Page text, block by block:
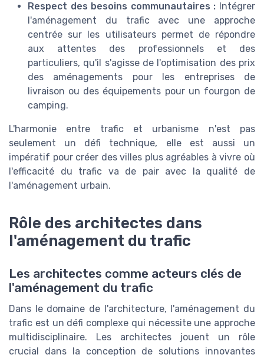
Respect des besoins communautaires : Intégrer
l'aménagement du trafic avec une approche
centrée sur les utilisateurs permet de répondre
aux attentes des professionnels et des
particuliers, qu'il s'agisse de l'optimisation des prix
des aménagements pour les entreprises de
livraison ou des équipements pour un fourgon de
camping.
L'harmonie entre trafic et urbanisme n'est pas
seulement un défi technique, elle est aussi un
impératif pour créer des villes plus agréables à vivre où
l'efficacité du trafic va de pair avec la qualité de
l'aménagement urbain.
Rôle des architectes dans
l'aménagement du trafic
Les architectes comme acteurs clés de
l'aménagement du trafic
Dans le domaine de l'architecture, l'aménagement du
trafic est un défi complexe qui nécessite une approche
multidisciplinaire. Les architectes jouent un rôle
crucial dans la conception de solutions innovantes